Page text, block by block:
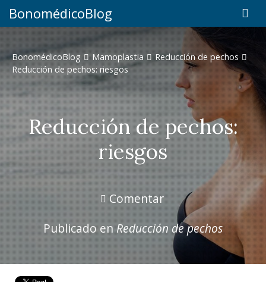
BonomédicoBlog
BonomédicoBlog Mamoplastia
Reducción de pechos
Reducción de pechos: riesgos
Reducción de pechos:
riesgos
Comentar
Publicado en Reducción de pechos